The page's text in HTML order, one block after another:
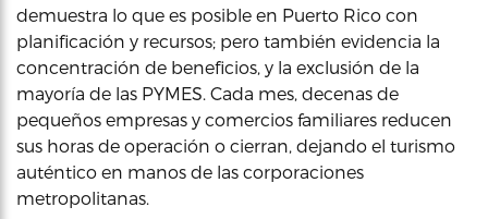
demuestra lo que es posible en Puerto Rico con
planificación y recursos; pero también evidencia la
concentración de beneficios, y la exclusión de la
mayoría de las PYMES. Cada mes, decenas de
pequeños empresas y comercios familiares reducen
sus horas de operación o cierran, dejando el turismo
auténtico en manos de las corporaciones
metropolitanas.